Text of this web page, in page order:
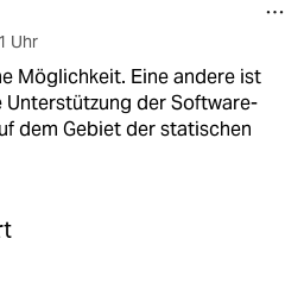
Uhr
Möglichkeit. Eine andere ist
der Software-
dem Gebiet der statischen